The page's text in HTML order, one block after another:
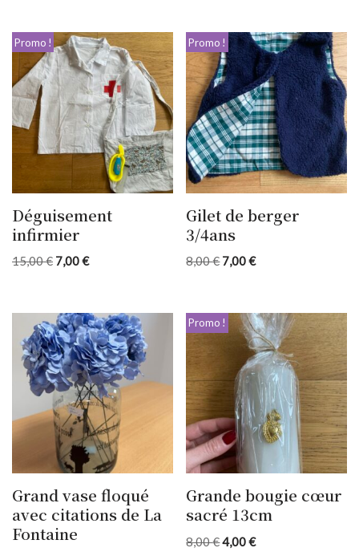
Promo !
Déguisement
infirmier
15,00€ 7,00€
Promo !
Gilet de berger
3/4ans
8,00€ 7,00€
Grand vase floqué
avec citations de La
Fontaine
Promo !
Grande bougie cœur
sacré 13cm
8,00€4,00€